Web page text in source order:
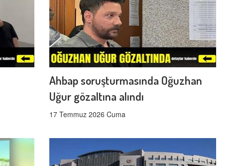
Ahbap soruşturmasında Oğuzhan
Uğur gözaltına alındı
17 Temmuz 2026 Cuma